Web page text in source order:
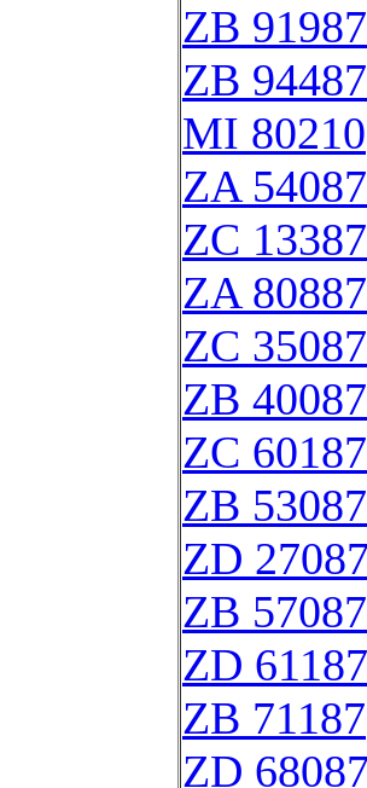
ZB 91987
ZB 94487
MI 80210
ZA 54087
ZC 13387
ZA 80887
ZC 35087
ZB 40087
ZC 60187
ZB 53087
ZD
ZB 57087
ZD 61187
ZB 71187
ZD